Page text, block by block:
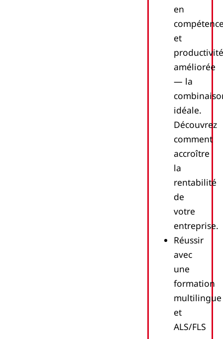
en
et
améliorée
— la
idéale.
Découvrez
comment
accroître
la
rentabilité
de
votre
entreprise.
Réussir
avec
une
formation
multilingue
et
ALS/FLS